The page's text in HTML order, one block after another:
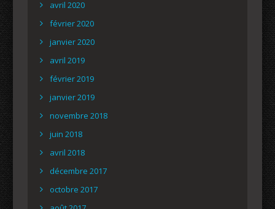
avril 2020
février 2020
janvier 2020
avril 2019
février 2019
janvier 2019
novembre 2018
juin 2018
avril 2018
décembre 2017
octobre 2017